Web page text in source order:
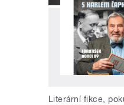
Literární fikce,